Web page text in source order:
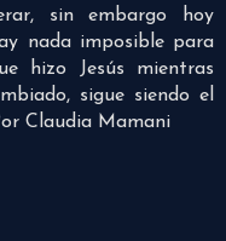
sin embargo hoy
nada imposible para
hizo Jesús mientras
sigue siendo el
Claudia Mamani